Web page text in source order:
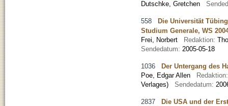
Dutschke, Gretchen
558 Die Universität
Studium Generale, WS
Frei, Norbert
Redaktion:
Sendedatum: 2005-05-18
1036 Der Untergang des
Poe, Edgar Allen
Verlages) Sendedatum:
2837 Die USA und der